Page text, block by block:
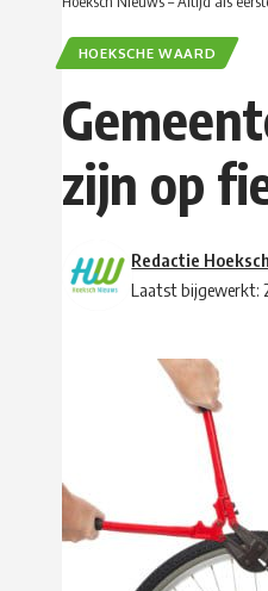
HOEKSCHE WAARD
zijn op
Laatst bijgewerkt:
Redactie